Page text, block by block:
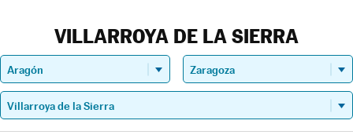
VILLARROYA DE LA SIERRA